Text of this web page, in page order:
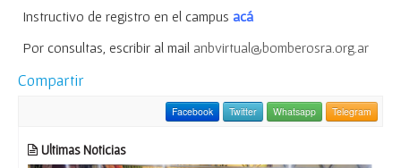
Instructivo de registro en el campus acá
Por consultas, escribir al mail anbvirtual@bomberosra.org.ar
Compartir
Facebook Twitter Whatsapp Telegram
Ultimas Noticias